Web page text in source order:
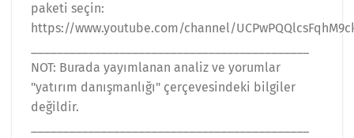
paketi seçin:
https://www.youtube.com/channel/
NOT: Burada yayımlanan analiz ve yorumlar
"yatırım danışmanlığı" çerçevesindeki bilgiler
değildir.